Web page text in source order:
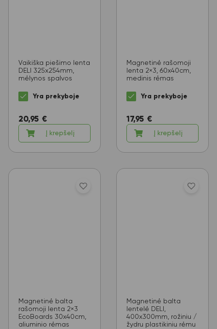
Vaikiška piešimo lenta
DELI 325x254mm,
mėlynos spalvos
Yra prekyboje
20,95 €
Į krepšelį
Magnetinė rašomoji
lenta 2×3, 60x40cm,
medinis rėmas
Yra prekyboje
17,95 €
Į krepšelį
Magnetinė balta
rašomoji lenta 2×3
EcoBoards 30x40cm,
aliuminio rėmas
Magnetinė balta
lentelė DELI,
400x300mm, rožiniu /
žydru plastikiniu rėmu